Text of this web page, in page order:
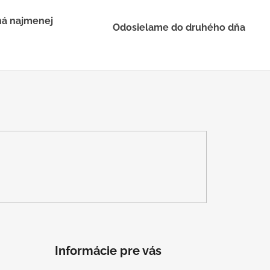
najmenej
Odosielame do druhého dňa
Informácie pre vás